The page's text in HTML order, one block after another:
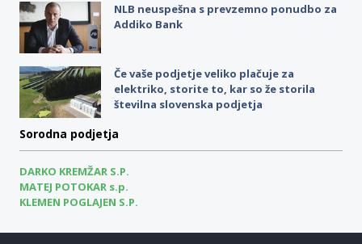
NLB neuspešna s prevzemno ponudbo za
Addiko Bank
Če vaše podjetje veliko plačuje za
elektriko, storite to, kar so že storila
številna slovenska podjetja
Sorodna podjetja
DARKO KREMŽAR S.P.
MATEJ POTOKAR s.p.
KLEMEN POGLAJEN S.P.